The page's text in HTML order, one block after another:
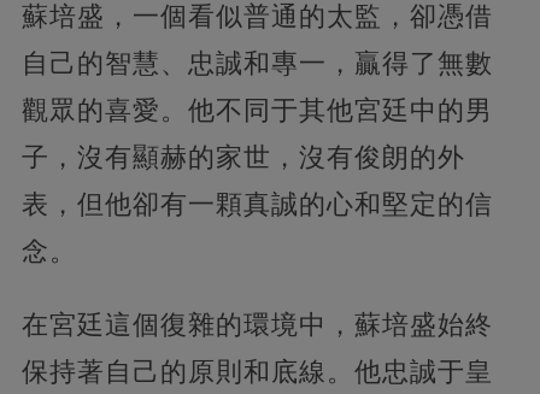
蘇培盛，一個看似普通的太監，卻憑借
自己的智慧、忠誠和專一，贏得了無數
觀眾的喜愛。他不同于其他宮廷中的男
子，沒有顯赫的家世，沒有俊朗的外
表，但他卻有一顆真誠的心和堅定的信
念。
在宮廷這個復雜的環境中，蘇培盛始終
保持著自己的原則和底線。他忠誠于皇